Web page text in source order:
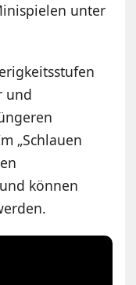
unter
und
„Schlauen
können